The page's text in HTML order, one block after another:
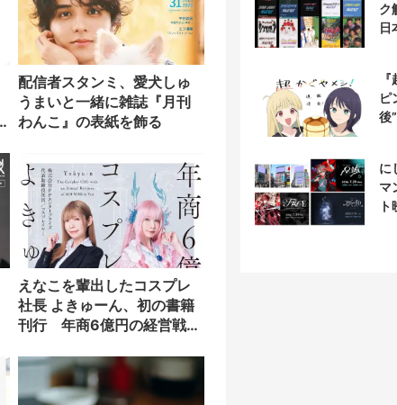
配信者スタンミ、愛犬しゅ
うまいと一緒に雑誌『月刊
わんこ』の表紙を飾る
えなこを輩出したコスプレ
社長 よきゅーん、初の書籍
刊行 年商6億円の経営戦略
ク
日
ピ
後
に
マ